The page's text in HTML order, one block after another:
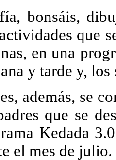
bonsáis,
que
en una
y tarde y, los
además, se
que se
Kedada
el mes de julio.